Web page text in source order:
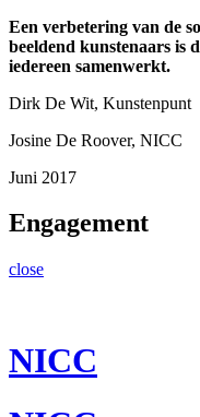
Een verbetering van de
beeldend kunstenaars is
iedereen samenwerkt.
Dirk De Wit, Kunstenpunt
Josine De Roover, NICC
Juni 2017
Engagement
close
NICC